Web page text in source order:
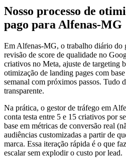
Nosso processo de
pago para Alfenas-MG
Em Alfenas-MG, o trabalho diário do
revisão de score de qualidade no
criativos no Meta, ajuste de targeting
otimização de landing pages com
semanal com próximos passos. Tudo
transparente.
Na prática, o gestor de tráfego em
conta testa entre 5 e 15 criativos por
base em métricas de conversão real
audiências customizadas a partir de
marca. Essa iteração rápida é o que
escalar sem explodir o custo por lead.